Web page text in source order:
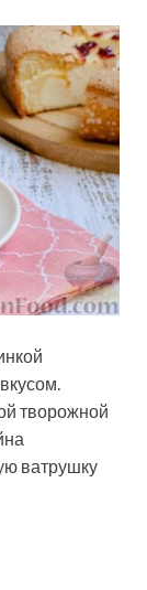
творожной
ватрушку